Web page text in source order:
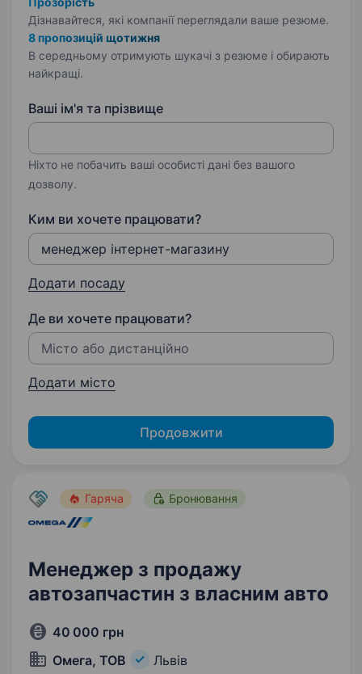
Дізнавайтеся, які компанії переглядали ваше резюме.
8 пропозицій щотижня
В середньому отримують шукачі з резюме і обирають
найкращі.
Ваші ім'я та прізвище
Ніхто не побачить ваші особисті дані без вашого
дозволу.
Ким ви хочете працювати?
Додати посаду
Де ви хочете працювати?
Додати місто
Продовжити
Гаряча Бронювання
Менеджер з продажу
автозапчастин з власним авто
40 000 грн
Омега, ТОВ
Львів